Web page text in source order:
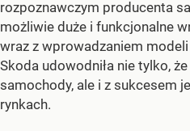
rozpoznawczym producenta
możliwie duże i funkcjonalne
wraz z wprowadzaniem modeli
Skoda udowodniła nie tylko,
samochody, ale i z sukcesem
rynkach.